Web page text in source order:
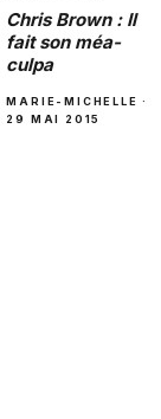
Chris Brown : Il
fait son méa-
culpa
MARIE-MICHELLE ·
29 MAI 2015